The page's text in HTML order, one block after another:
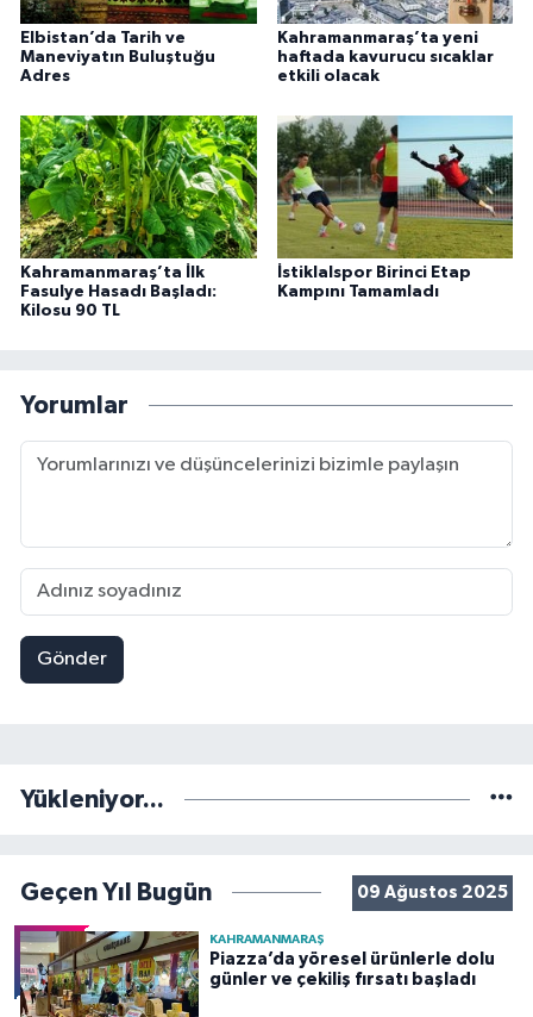
Elbistan’da Tarih ve
Maneviyatın Buluştuğu
Adres
Kahramanmaraş’ta yeni
haftada kavurucu sıcaklar
etkili olacak
Kahramanmaraş’ta İlk
Fasulye Hasadı Başladı:
Kilosu 90 TL
İstiklalspor Birinci Etap
Kampını Tamamladı
Yorumlar
Gönder
Yükleniyor...
Geçen Yıl Bugün 09 Ağustos 2025
KAHRAMANMARAŞ
Piazza’da yöresel ürünlerle dolu
günler ve çekiliş fırsatı başladı